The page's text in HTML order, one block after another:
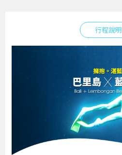
行程說明